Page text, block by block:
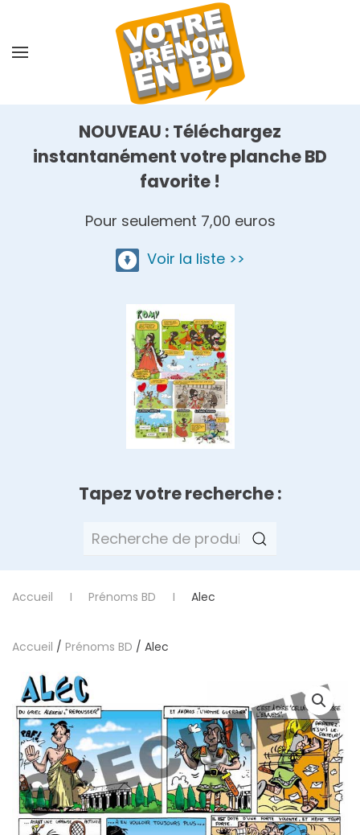
NOUVEAU : Téléchargez
instantanément votre planche BD
favorite !
Pour seulement 7,00 euros
Voir la liste >>
Tapez votre recherche :
Recherche
Accueil Prénoms BD Alec
Accueil / Prénoms BD / Alec